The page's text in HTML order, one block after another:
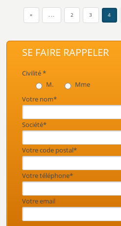
« ... 2 3 4
SE FAIRE RAPPELER
Civilité *
M.
Mme
Votre nom*
Société*
Votre code postal*
Votre téléphone*
Votre email